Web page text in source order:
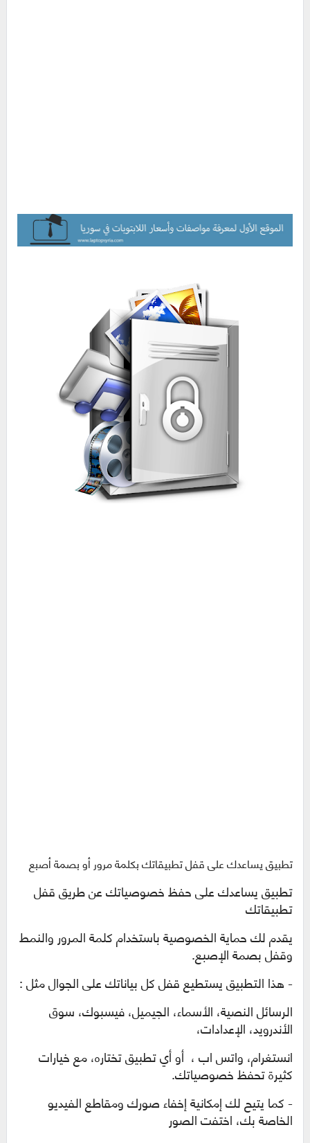
تطبيق يساعدك على قفل تطبيقاتك بكلمة مرور أو بصمة أصبع
تطبيق يساعدك على حفظ خصوصياتك عن طريق قفل
تطبيقاتك
يقدم لكحماية الخصوصية باستخدام كلمة المرور والنمط
وقفل بصمة الإصبع.
- هذا التطبيق يستطيع قفل كل بياناتك على الجوال مثل :
الرسائل النصية، الأسماء، الجيميل، فيسبوك، سوق
الأندرويد، الإعدادات،
انستغرام، واتس اب ، أو أي تطبيق تختاره، مع خيارات
كثيرة تحفظ خصوصياتك.
- كما يتيح لك إمكانية إخفاء صورك ومقاطع الفيديو
الخاصة بك، اختفت الصور